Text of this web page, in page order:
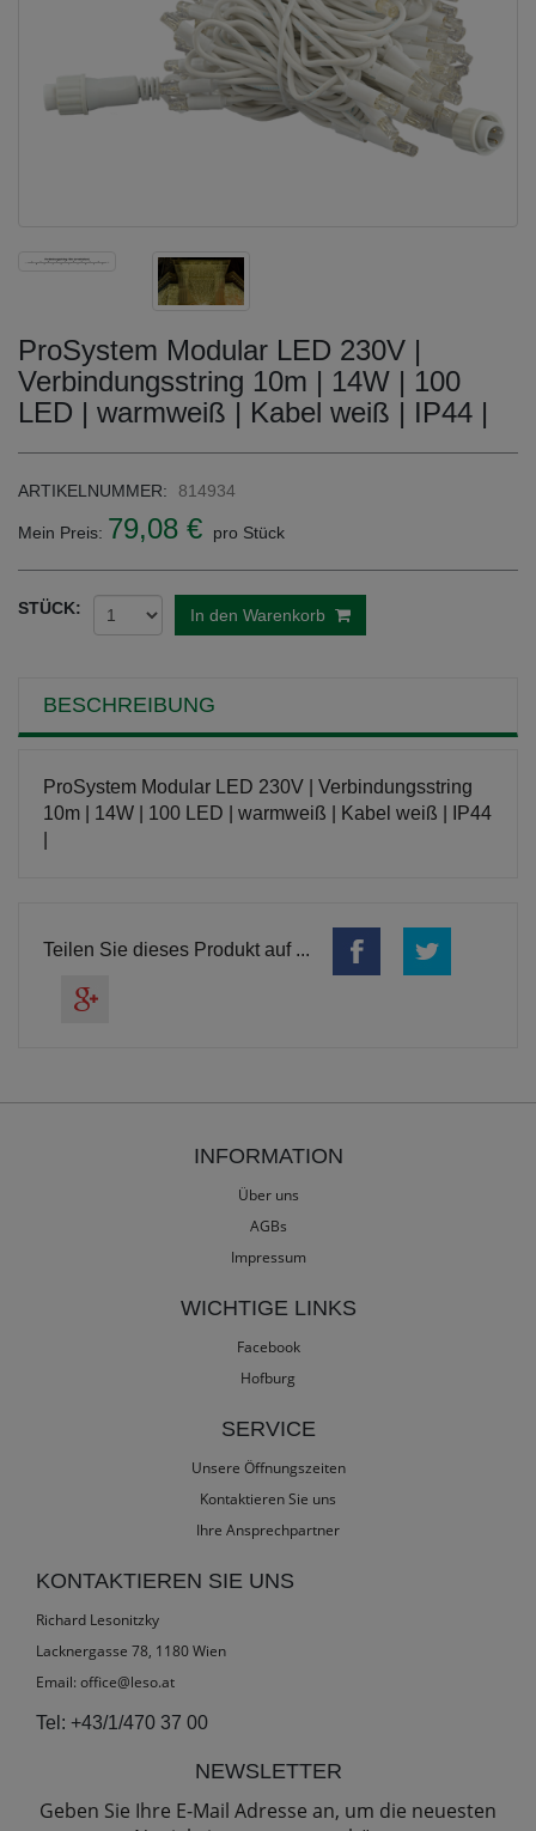
ProSystem Modular LED 230V |
Verbindungsstring 10m | 14W | 100
LED | warmweiß | Kabel weiß | IP44 |
ARTIKELNUMMER: 814934
Mein Preis: 79,08 € pro Stück
STÜCK: In den Warenkorb
BESCHREIBUNG
ProSystem Modular LED 230V | Verbindungsstring
10m | 14W | 100 LED | warmweiß | Kabel weiß | IP44
Teilen Sie dieses Produkt auf ...
INFORMATION
Über uns
AGBs
Impressum
WICHTIGE LINKS
Facebook
Hofburg
SERVICE
Unsere Öffnungszeiten
Kontaktieren Sie uns
Ihre Ansprechpartner
KONTAKTIEREN SIE UNS
Richard Lesonitzky
Lacknergasse 78, 1180 Wien
Email: office@leso.at
Tel: +43/1/470 37 00
NEWSLETTER
Geben Sie Ihre E-Mail Adresse an, um die neuesten